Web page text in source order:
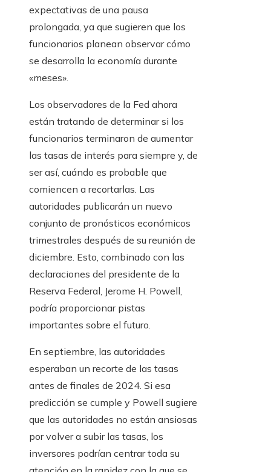
expectativas de una pausa
prolongada, ya que sugieren que los
funcionarios planean observar cómo
se desarrolla la economía durante
«meses».
Los observadores de la Fed ahora
están tratando de determinar si los
funcionarios terminaron de aumentar
las tasas de interés para siempre y, de
ser así, cuándo es probable que
comiencen a recortarlas. Las
autoridades publicarán un nuevo
conjunto de pronósticos económicos
trimestrales después de su reunión de
diciembre. Esto, combinado con las
declaraciones del presidente de la
Reserva Federal, Jerome H. Powell,
podría proporcionar pistas
importantes sobre el futuro.
En septiembre, las autoridades
esperaban un recorte de las tasas
antes de finales de 2024. Si esa
predicción se cumple y Powell sugiere
que las autoridades no están ansiosas
por volver a subir las tasas, los
inversores podrían centrar toda su